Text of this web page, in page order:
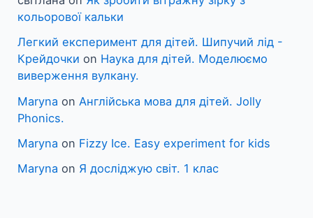
кольорової кальки
Легкий експеримент для дітей. Шипучий лід -
Крейдочки on Наука для дітей. Моделюємо
виверження вулкану.
Maryna on Англійська мова для дітей. Jolly
Phonics.
Maryna on Fizzy Ice. Easy experiment for kids
Maryna on Я досліджую світ. 1 клас